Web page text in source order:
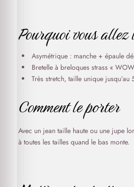
Pourquoi vous
Asymétrique : manche + épaule
Bretelle à breloques strass «
Très stretch, taille unique jusqu’au
Comment le porter
Avec un jean taille haute ou une jupe
à toutes les tailles quand le bas monte.